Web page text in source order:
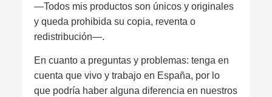
—Todos mis productos son únicos y originales
y queda prohibida su copia, reventa o
redistribución—.
En cuanto a preguntas y problemas: tenga en
cuenta que vivo y trabajo en España, por lo
que podría haber alguna diferencia en nuestros